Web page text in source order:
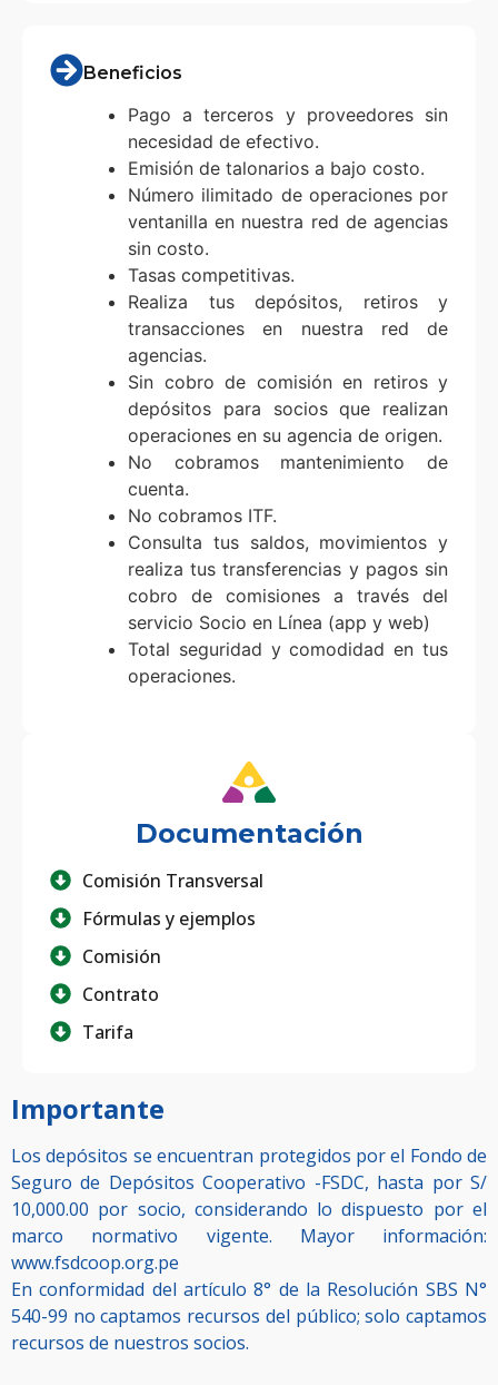
Beneficios
Pago a terceros y proveedores sin
necesidad de efectivo.
Emisión de talonarios a bajo costo.
Número ilimitado de operaciones por
ventanilla en nuestra red de agencias
sin costo.
Tasas competitivas.
Realiza tus depósitos, retiros y
transacciones en nuestra red de
agencias.
Sin cobro de comisión en retiros y
depósitos para socios que realizan
operaciones en su agencia de origen.
No cobramos mantenimiento de
cuenta.
No cobramos ITF.
Consulta tus saldos, movimientos y
realiza tus transferencias y pagos sin
cobro de comisiones a través del
servicio Socio en Línea (app y web)
Total seguridad y comodidad en tus
operaciones.
Documentación
Comisión Transversal
Fórmulas y ejemplos
Comisión
Contrato
Tarifa
Importante
Los depósitos se encuentran protegidos por el Fondo de
Seguro de Depósitos Cooperativo -FSDC, hasta por S/
10,000.00 por socio, considerando lo dispuesto por el
marco normativo vigente. Mayor información:
www.fsdcoop.org.pe
En conformidad del artículo 8° de la Resolución SBS N°
540-99 no captamos recursos del público; solo captamos
recursos de nuestros socios.